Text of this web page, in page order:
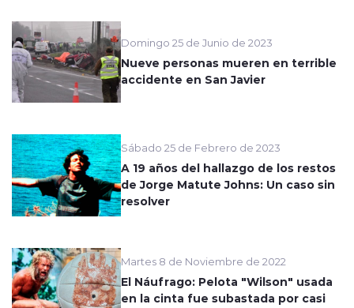
Domingo 25 de Junio de 2023
Nueve personas mueren en terrible
accidente en San Javier
Sábado 25 de Febrero de 2023
A 19 años del hallazgo de los restos
de Jorge Matute Johns: Un caso sin
resolver
Martes 8 de Noviembre de 2022
El Náufrago: Pelota "Wilson" usada
en la cinta fue subastada por casi